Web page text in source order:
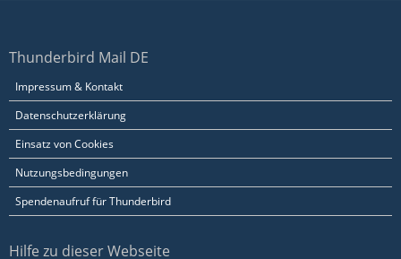
Thunderbird Mail DE
Impressum & Kontakt
Datenschutzerklärung
Einsatz von Cookies
Nutzungsbedingungen
Spendenaufruf für Thunderbird
Hilfe zu dieser Webseite